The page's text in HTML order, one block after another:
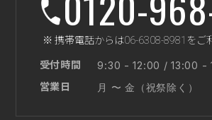
※ 携帯電話からは06-6308-8981をご
受付時間 9:30 - 12:00 / 13:00 -
営業日 月 〜 金（祝祭除く）